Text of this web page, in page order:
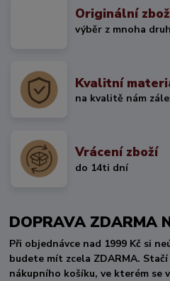
Originální
výběr z mnoha
Kvalitní
na kvalitě nám
Vrácení zboží
do 14ti dní
DOPRAVA
Při objednávce nad 1999 Kč si
budete mít zcela ZDARMA.
nákupního košíku, ve kterém se